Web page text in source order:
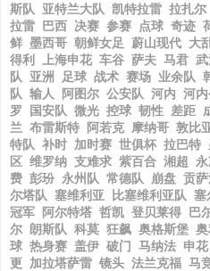
斯队
亚特兰大队 凯特拉雷 拉扎尔
拉雷 巴西 决赛 参赛 点球 奇迹
鲜 墨西哥 朝鲜女足 蔚山现代 大
得利
上海申花 车谷 萨夫 马君
队
亚洲 足球 战术 赛场 业余队
队
输人 阿图尔 公安队 河内 河
罗
国安队 微光 控球 韧性 差距
兰 布雷斯特 阿若克 摩纳哥 敦比
特队
补时 加时赛 世俱杯 拉巴特
区 维罗纳 支难求 紫百合 湘超
费 彭玢 永州队 常德队 崩盘 贡萨
尔塔队
塞维利亚 比塞维利亚队 塞
冠军 阿尔特塔 哲凯 登贝莱得 巴
尔 朗斯队 科莫 狂飙 奥格斯堡
球 热身赛 盖伊 破门 马纳法 申花
更 加拉塔萨雷 镜头 法兰克福 马